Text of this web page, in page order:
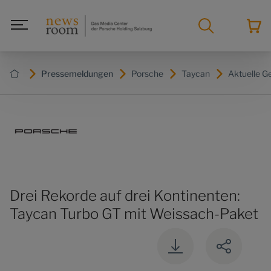
Pressemeldungen Porsche Taycan Aktuelle
Drei Rekorde auf drei Kontinenten:
Taycan Turbo GT mit Weissach-Paket